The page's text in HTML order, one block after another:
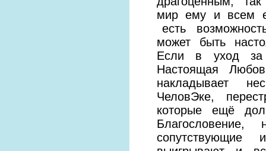
мир ему и всем
есть
может быть
Если в уход за
Настоящая
накладывает
ЧеловЭке,
которые ещё
Благословение,